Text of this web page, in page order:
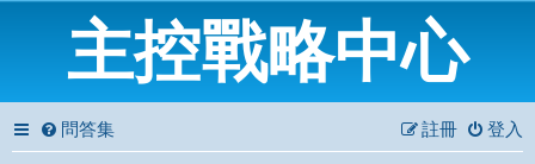
主控戰略中心
問答集 登入
註冊